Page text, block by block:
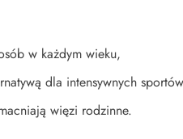
w każdym wieku,
dla intensywnych
więzi rodzinne.